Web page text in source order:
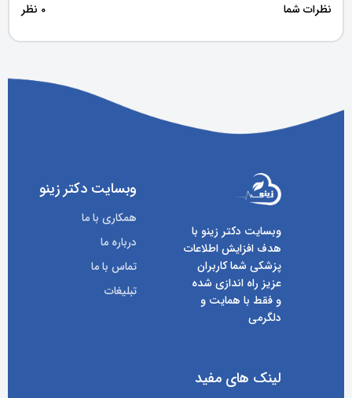
نظرات شما 0 نظر
وبسایت دکتر زینو با
هدف افزایش اطلاعات
پزشکی شما کاربران
عزیز راه اندازی شده
و فقط با همایت و
دلگرمی
وبسایت دکتر زینو
همکاری با ما
درباره ما
تماس با ما
تبلیغات
لینک های مفید